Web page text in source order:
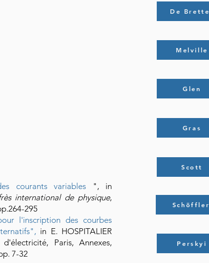
courants variables
", in
international de physique,
295
l'inscription des courbes
in E. HOSPITALIER
Paris, Annexes,
7-32
De
Melville
Glen
Gras
Scott
Perskyi